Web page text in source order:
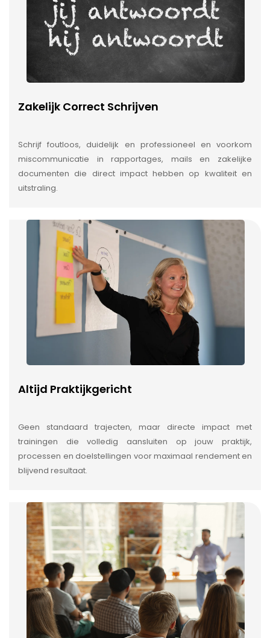
Zakelijk Correct Schrijven
Schrijf foutloos, duidelijk en professioneel en voorkom
miscommunicatie in rapportages, mails en zakelijke
documenten die direct impact hebben op kwaliteit en
uitstraling.
Altijd Praktijkgericht
Geen standaard trajecten, maar directe impact met
trainingen die volledig aansluiten op jouw praktijk,
processen en doelstellingen voor maximaal rendement en
blijvend resultaat.